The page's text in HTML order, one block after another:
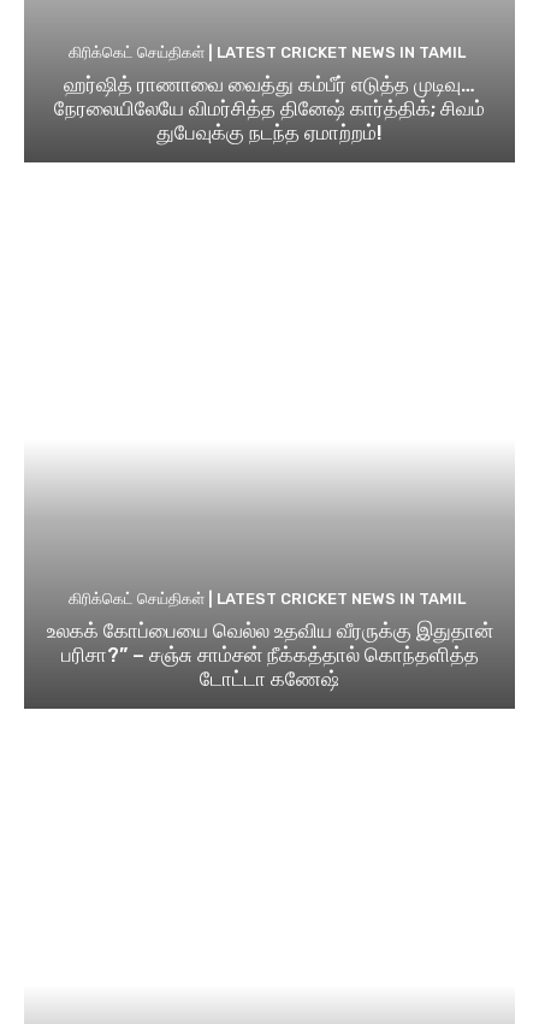
கிரிக்கெட் செய்திகள் | LATEST CRICKET NEWS IN TAMIL
ஹர்ஷித் ராணாவை வைத்து கம்பீர் எடுத்த முடிவு…
நேரலையிலேயே விமர்சித்த தினேஷ் கார்த்திக்; சிவம்
துபேவுக்கு நடந்த ஏமாற்றம்!
கிரிக்கெட் செய்திகள் | LATEST CRICKET NEWS IN TAMIL
உலகக் கோப்பையை வெல்ல உதவிய வீரருக்கு இதுதான்
பரிசா?” – சஞ்சு சாம்சன் நீக்கத்தால் கொந்தளித்த
டோட்டா கணேஷ்